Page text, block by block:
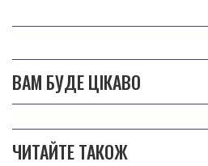
ВАМ БУДЕ ЦІКАВО
ЧИТАЙТЕ ТАКОЖ